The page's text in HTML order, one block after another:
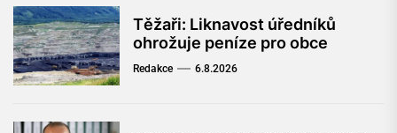
Těžaři: Liknavost úředníků
ohrožuje peníze pro obce
Redakce 6.8.2026